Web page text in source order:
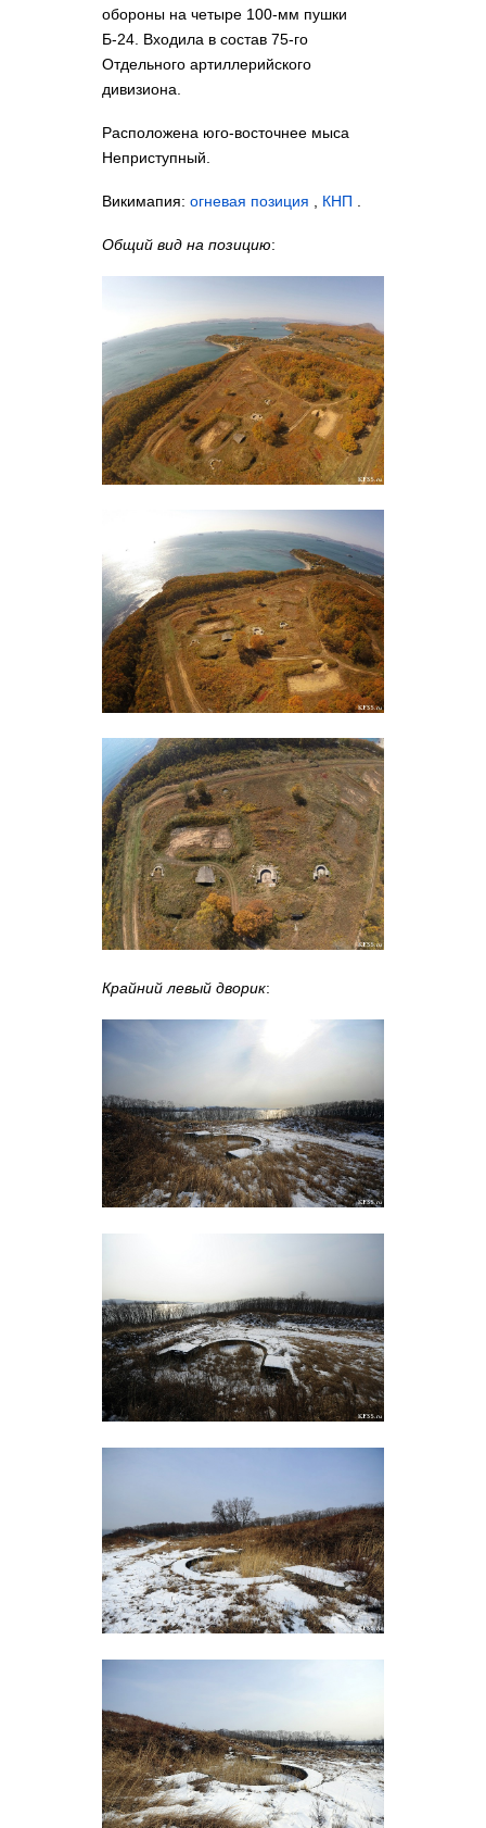
обороны на четыре 100-мм пушки
Б-24. Входила в состав 75-го
Отдельного артиллерийского
дивизиона.
Расположена юго-восточнее мыса
Неприступный.
Викимапия: огневая позиция КНП
Общий вид на позицию:
Крайний левый дворик: